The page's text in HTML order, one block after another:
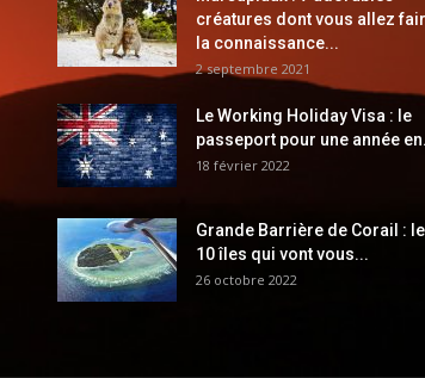
créatures dont vous allez
la connaissance...
2 septembre 2021
Le Working Holiday Visa : le
passeport pour une année
18 février 2022
Grande Barrière de Corail :
10 îles qui vont vous...
26 octobre 2022